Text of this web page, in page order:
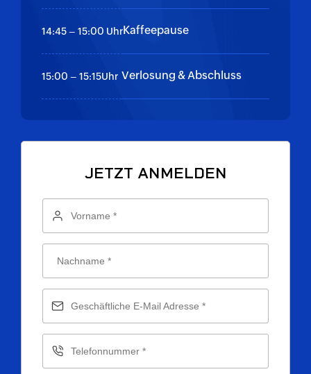
14:45 – 15:00 UhrKaffeepause
15:00 – 15:15Uhr Verlosung & Abschluss
JETZT ANMELDEN